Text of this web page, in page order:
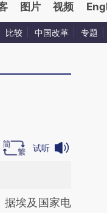
图片 视频
比较 中国改革 专题
试听
本文由第三方
据埃及国家电